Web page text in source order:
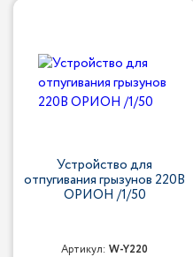
Устройство для
отпугивания грызунов 220В
ОРИОН /1/50
Артикул: W-Y220